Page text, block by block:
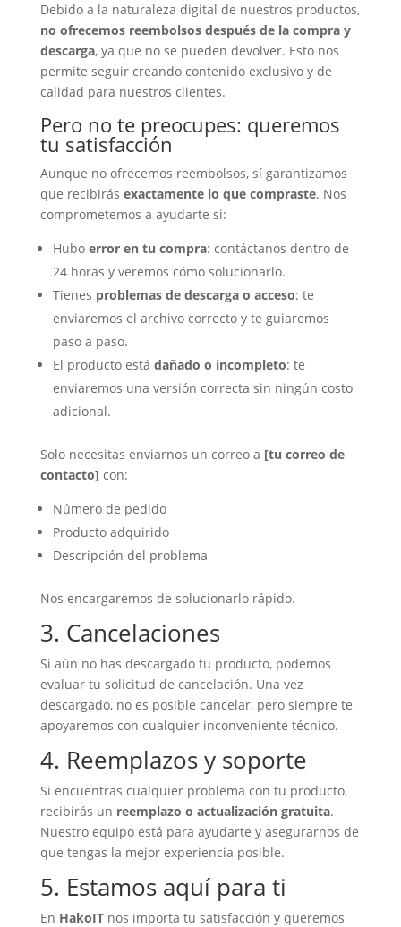
Debido a la naturaleza digital de nuestros productos,
no ofrecemos reembolsos después de la compra y
descarga, ya que no se pueden devolver. Esto nos
permite seguir creando contenido exclusivo y de
calidad para nuestros clientes.
Pero no te preocupes: queremos
tu satisfacción
Aunque no ofrecemos reembolsos, sí garantizamos
que recibirás exactamente lo que compraste. Nos
comprometemos a ayudarte si:
Hubo error en tu compra: contáctanos dentro de
24 horas y veremos cómo solucionarlo.
Tienes problemas de descarga o acceso: te
enviaremos el archivo correcto y te guiaremos
paso a paso.
El producto está dañado o incompleto: te
enviaremos una versión correcta sin ningún costo
adicional.
Solo necesitas enviarnos un correo a [tu correo de
contacto] con:
Número de pedido
Producto adquirido
Descripción del problema
Nos encargaremos de solucionarlo rápido.
3. Cancelaciones
Si aún no has descargado tu producto, podemos
evaluar tu solicitud de cancelación. Una vez
descargado, no es posible cancelar, pero siempre te
apoyaremos con cualquier inconveniente técnico.
4. Reemplazos y soporte
Si encuentras cualquier problema con tu producto,
recibirás un reemplazo o actualización gratuita.
Nuestro equipo está para ayudarte y asegurarnos de
que tengas la mejor experiencia posible.
5. Estamos aquí para ti
En HakoITnos importa tu satisfacción y queremos